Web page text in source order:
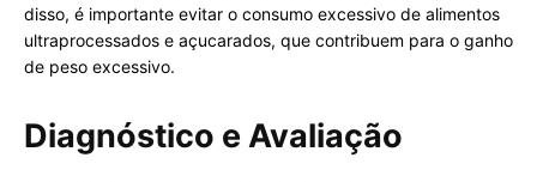
disso, é importante evitar o consumo excessivo de alimentos
ultraprocessados e açucarados, que contribuem para o ganho
de peso excessivo.
Diagnóstico e Avaliação